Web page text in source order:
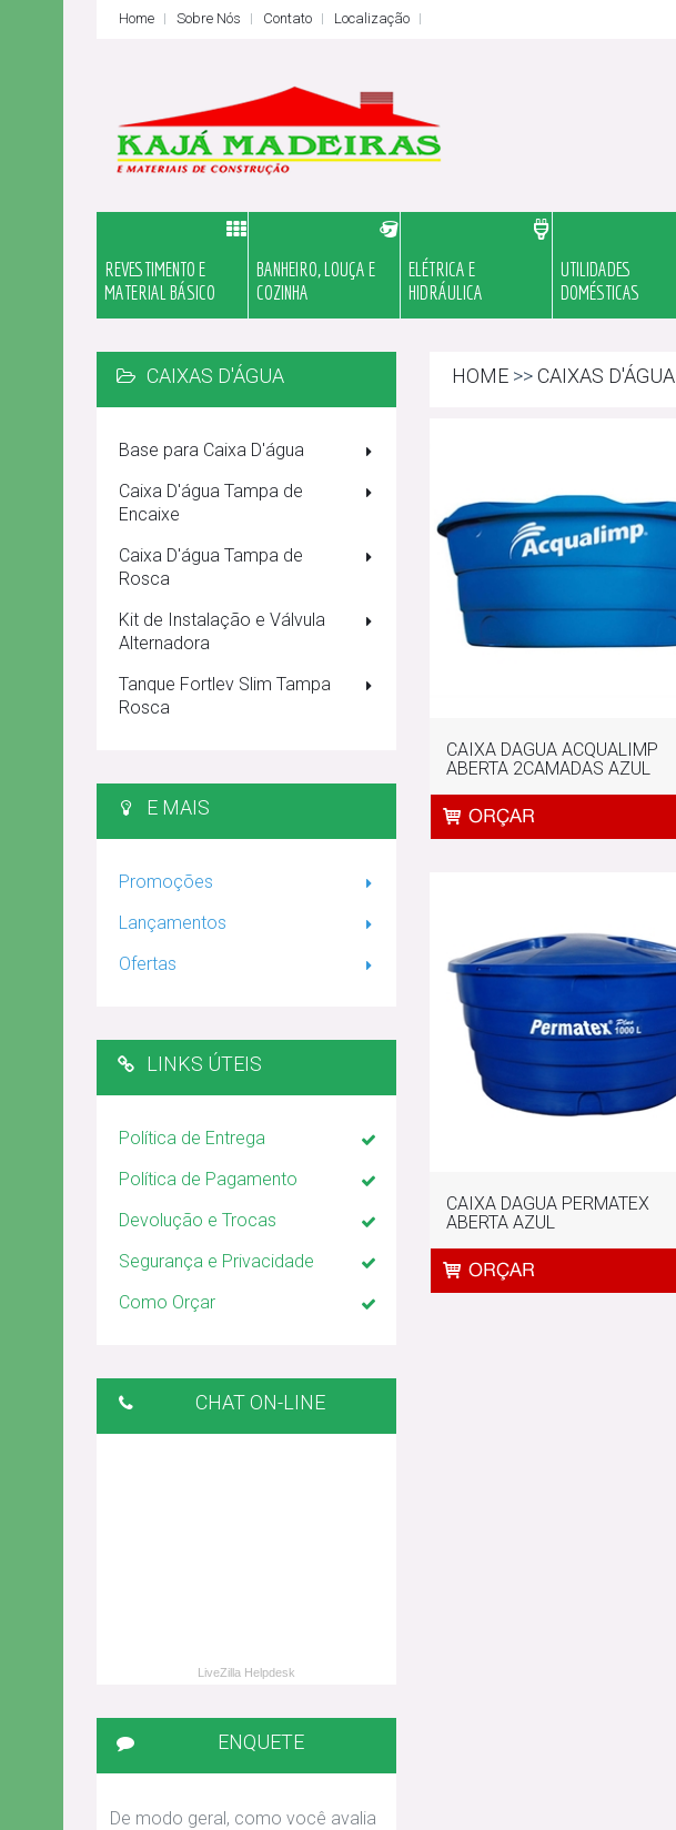
Home Sobre Nós Contato Localização
REVESTIMENTO E
MATERIAL BÁSICO
BANHEIRO, LOUÇA E
COZINHA
ELÉTRICA E
HIDRÁULICA
UTILIDADES
DOMÉSTICAS
CAIXAS D'ÁGUA
Base para Caixa D'água
Caixa D'água Tampa de
Encaixe
Caixa D'água Tampa de
Rosca
Kit de Instalação e Válvula
Alternadora
Tanque Fortlev Slim Tampa
Rosca
E MAIS
Promoções
Lançamentos
Ofertas
LINKS ÚTEIS
Política de Entrega
Política de Pagamento
Devolução e Trocas
Segurança e Privacidade
Como Orçar
CHAT ON-LINE
LiveZilla Helpdesk
ENQUETE
De modo geral, como você avalia
HOME >>CAIXAS D'ÁGUA
CAIXA DAGUA ACQUALIMP
ABERTA 2CAMADAS AZUL
CAIXA DAGUA PERMATEX
ABERTA AZUL